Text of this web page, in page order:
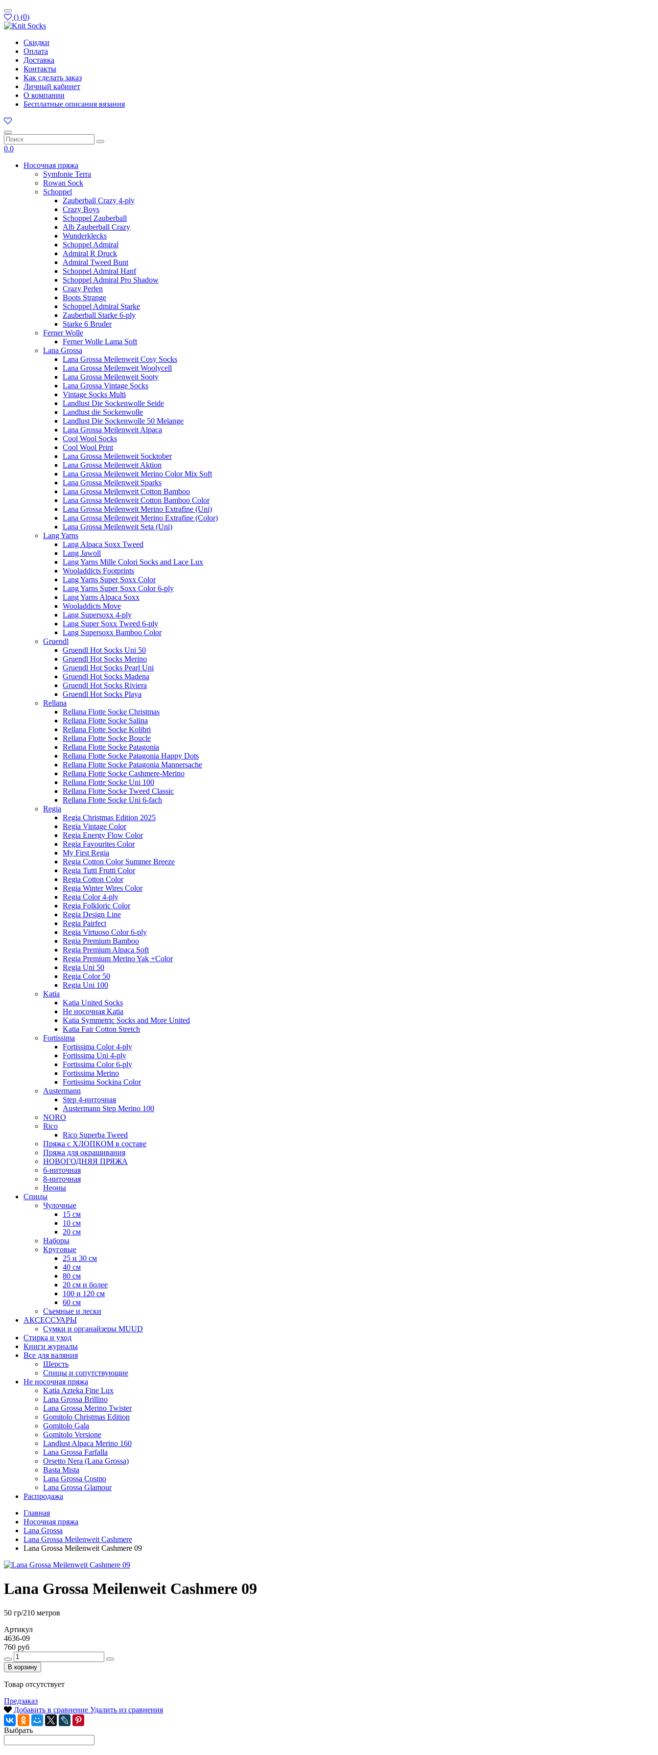
() (0)
Скидки
Оплата
Доставка
Контакты
Как сделать заказ
Личный кабинет
О компании
Бесплатные описания вязания
0.0
Носочная пряжа
Symfonie Terra
Rowan Sock
Schoppel
Zauberball Crazy 4-ply
Crazy Boys
Schoppel Zauberball
Alb Zauberball Crazy
Wunderklecks
Schoppel Admiral
Admiral R Druck
Admiral Tweed Bunt
Schoppel Admiral Hanf
Schoppel Admiral Pro Shadow
Crazy Perlen
Boots Strange
Schoppel Admiral Starke
Zauberball Starke 6-ply
Starke 6 Bruder
Ferner Wolle
Ferner Wolle Lama Soft
Lana Grossa
Lana Grossa Meilenweit Cosy Socks
Lana Grossa Meilenweit Woolycell
Lana Grossa Meilenweit Sooty
Lana Grossa Vintage Socks
Vintage Socks Multi
Landlust Die Sockenwolle Seide
Landlust die Sockenwolle
Landlust Die Sockenwolle 50 Melange
Lana Grossa Meilenweit Alpaca
Cool Wool Socks
Cool Wool Print
Lana Grossa Meilenweit Socktober
Lana Grossa Meilenweit Aktion
Lana Grossa Meilenweit Merino Color Mix Soft
Lana Grossa Meilenweit Sparks
Lana Grossa Meilenweit Cotton Bamboo
Lana Grossa Meilenweit Cotton Bamboo Color
Lana Grossa Meilenweit Merino Extrafine (Uni)
Lana Grossa Meilenweit Merino Extrafine (Color)
Lana Grossa Meilenweit Seta (Uni)
Lang Yarns
Lang Alpaca Soxx Tweed
Lang Jawoll
Lang Yarns Mille Colori Socks and Lace Lux
Wooladdicts Footprints
Lang Yarns Super Soxx Color
Lang Yarns Super Soxx Color 6-ply
Lang Yarns Alpaca Soxx
Wooladdicts Move
Lang Supersoxx 4-ply
Lang Super Soxx Tweed 6-ply
Lang Supersoxx Bamboo Color
Gruendl
Gruendl Hot Socks Uni 50
Gruendl Hot Socks Merino
Gruendl Hot Socks Pearl Uni
Gruendl Hot Socks Madena
Gruendl Hot Socks Riviera
Gruendl Hot Socks Playa
Rellana
Rellana Flotte Socke Christmas
Rellana Flotte Socke Salina
Rellana Flotte Socke Kolibri
Rellana Flotte Socke Boucle
Rellana Flotte Socke Patagonia
Rellana Flotte Socke Patagonia Happy Dots
Rellana Flotte Socke Patagonia Mannersache
Rellana Flotte Socke Cashmere-Merino
Rellana Flotte Socke Uni 100
Rellana Flotte Socke Tweed Classic
Rellana Flotte Socke Uni 6-fach
Regia
Regia Christmas Edition 2025
Regia Vintage Color
Regia Energy Flow Color
Regia Favourites Color
My First Regia
Regia Cotton Color Summer Breeze
Regia Tutti Frutti Color
Regia Cotton Color
Regia Winter Wires Color
Regia Color 4-ply
Regia Folkloric Color
Regia Design Line
Regia Pairfect
Regia Virtuoso Color 6-ply
Regia Premium Bamboo
Regia Premium Alpaca Soft
Regia Premium Merino Yak +Color
Regia Uni 50
Regia Color 50
Regia Uni 100
Katia
Katia United Socks
Не носочная Katia
Katia Symmetric Socks and More United
Katia Fair Cotton Stretch
Fortissima
Fortissima Color 4-ply
Fortissima Uni 4-ply
Fortissima Color 6-ply
Fortissima Merino
Fortissima Sockina Color
Austermann
Step 4-ниточная
Austermann Step Merino 100
NORO
Rico
Rico Superba Tweed
Пряжа с ХЛОПКОМ в составе
Пряжа для окрашивания
НОВОГОДНЯЯ ПРЯЖА
6-ниточная
8-ниточная
Неоны
Спицы
Чулочные
15 см
10 см
20 см
Наборы
Круговые
25 и 30 см
40 см
80 см
20 см и более
100 и 120 см
60 см
Съемные и лески
АКСЕССУАРЫ
Сумки и органайзеры MUUD
Стирка и уход
Книги журналы
Все для валяния
Шерсть
Спицы и сопутствующие
Не носочная пряжа
Katia Azteka Fine Lux
Lana Grossa Brillino
Lana Grossa Merino Twister
Gomitolo Christmas Edition
Gomitolo Gala
Gomitolo Versione
Landlust Alpaca Merino 160
Lana Grossa Farfalla
Orsetto Nera (Lana Grossa)
Basta Mista
Lana Grossa Cosmo
Lana Grossa Glamour
Распродажа
Главная
Носочная пряжа
Lana Grossa
Lana Grossa Meilenweit Cashmere
Lana Grossa Meilenweit Cashmere 09
Lana Grossa Meilenweit Cashmere 09
50 гр/210 метров
Артикул
4636-09
760 руб
В корзину
Товар отсутствует
Предзаказ
Добавить в сравнение Удалить из сравнения
Выбрать